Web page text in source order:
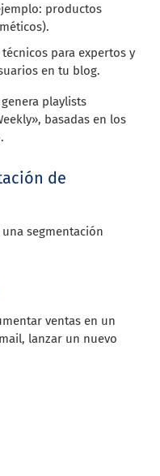
productos
para expertos y
en tu blog.
playlists
basadas en los
de
segmentación
ventas en un
lanzar un nuevo